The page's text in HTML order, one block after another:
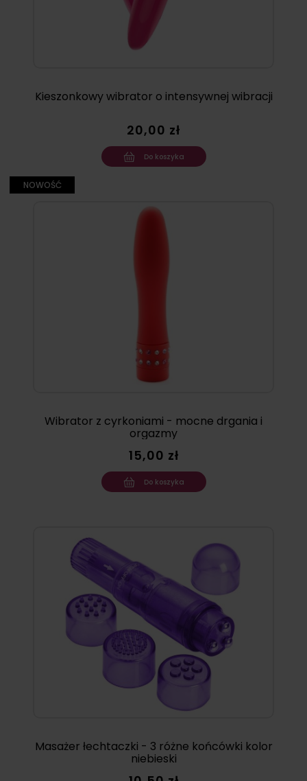
Kieszonkowy wibrator o intensywnej wibracji
20,00 zł
Do koszyka
Wibrator z cyrkoniami - mocne drgania i
orgazmy
15,00 zł
Do koszyka
NOWOŚĆ
Masażer łechtaczki - 3 różne końcówki kolor
niebieski